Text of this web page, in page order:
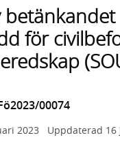
betänkandet
för
00074
2023 Uppdaterad 16